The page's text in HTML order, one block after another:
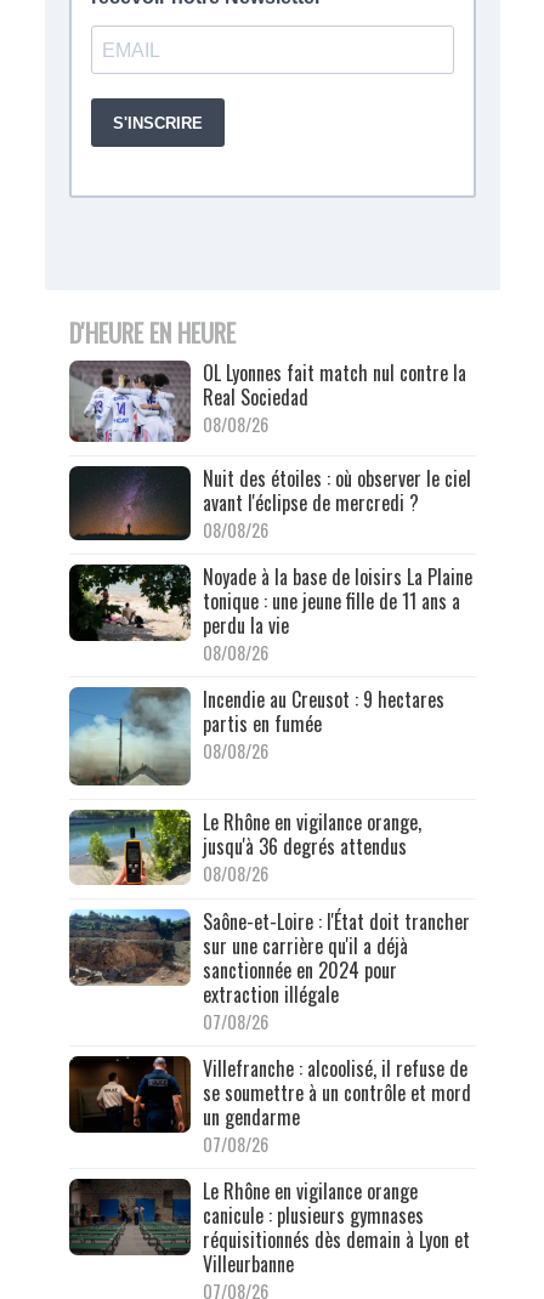
D'HEURE EN HEURE
OL Lyonnes fait match nul contre la
Real Sociedad
08/08/26
Nuit des étoiles : où observer le ciel
avant l'éclipse de mercredi ?
08/08/26
Noyade à la base de loisirs La Plaine
tonique : une jeune fille de 11 ans a
perdu la vie
08/08/26
Incendie au Creusot : 9 hectares
partis en fumée
08/08/26
Le Rhône en vigilance orange,
jusqu'à 36 degrés attendus
08/08/26
Saône-et-Loire : l'État doit trancher
sur une carrière qu'il a déjà
sanctionnée en 2024 pour
extraction illégale
07/08/26
Villefranche : alcoolisé, il refuse de
se soumettre à un contrôle et mord
un gendarme
07/08/26
Le Rhône en vigilance orange
canicule : plusieurs gymnases
réquisitionnés dès demain à Lyon et
Villeurbanne
07/08/26